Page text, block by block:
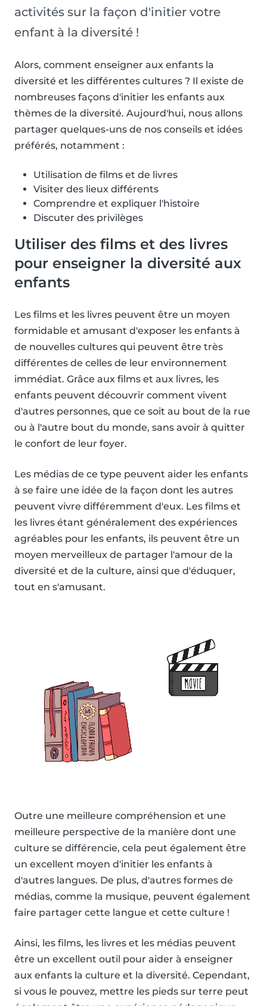
activités sur la façon d'initier votre
enfant à la diversité !
Alors, comment enseigner aux enfants la
diversité et les différentes cultures ? Il existe de
nombreuses façons d'initier les enfants aux
thèmes de la diversité. Aujourd'hui, nous allons
partager quelques-uns de nos conseils et idées
préférés, notamment :
Utilisation de films et de livres
Visiter des lieux différents
Comprendre et expliquer l'histoire
Discuter des privilèges
Utiliser des films et des livres
pour enseigner la diversité aux
enfants
Les films et les livres peuvent être un moyen
formidable et amusant d'exposer les enfants à
de nouvelles cultures qui peuvent être très
différentes de celles de leur environnement
immédiat. Grâce aux films et aux livres, les
enfants peuvent découvrir comment vivent
d'autres personnes, que ce soit au bout de la rue
ou à l'autre bout du monde, sans avoir à quitter
le confort de leur foyer.
Les médias de ce type peuvent aider les enfants
à se faire une idée de la façon dont les autres
peuvent vivre différemment d'eux. Les films et
les livres étant généralement des expériences
agréables pour les enfants, ils peuvent être un
moyen merveilleux de partager l'amour de la
diversité et de la culture, ainsi que d'éduquer,
tout en s'amusant.
Outre une meilleure compréhension et une
meilleure perspective de la manière dont une
culture se différencie, cela peut également être
un excellent moyen d'initier les enfants à
d'autres langues. De plus, d'autres formes de
médias, comme la musique, peuvent également
faire partager cette langue et cette culture !
Ainsi, les films, les livres et les médias peuvent
être un excellent outil pour aider à enseigner
aux enfants la culture et la diversité. Cependant,
si vous le pouvez, mettre les pieds sur terre peut